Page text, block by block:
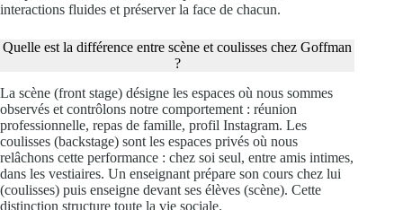
interactions fluides et préserver la face de chacun.
Quelle est la différence entre scène et coulisses chez Goffman
?
La scène (front stage) désigne les espaces où nous sommes
observés et contrôlons notre comportement : réunion
professionnelle, repas de famille, profil Instagram. Les
coulisses (backstage) sont les espaces privés où nous
relâchons cette performance : chez soi seul, entre amis intimes,
dans les vestiaires. Un enseignant prépare son cours chez lui
(coulisses) puis enseigne devant ses élèves (scène). Cette
distinction structure toute la vie sociale.